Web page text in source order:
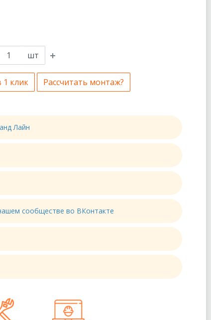
шт
1 клик Рассчитать монтаж?
Лайн
сообществе во ВКонтакте